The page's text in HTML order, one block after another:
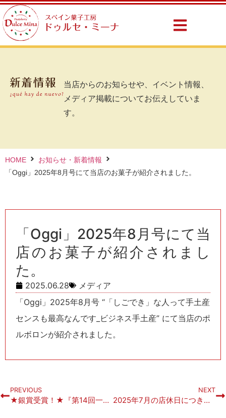
当店からのお知らせや、イベント情報、
メディア掲載についてお伝えしていま
す。
HOME
お知らせ・新着情報
「Oggi」2025年8月号にて当店のお菓子が紹介されました。
「Oggi」2025年8月号にて当
店のお菓子が紹介されまし
た。
2025.06.28
メディア
「Oggi」2025年8月号 “「しごでき」な人って手土産
センスも最高なんです_ビジネス手土産” にて当店のポ
ルボロンが紹介されました。
PREVIOUS
★銀賞受賞！★『第14回一般社団法人 茨城県洋菓子協会作品展』
NEXT
2025年7月の店休日につきまして